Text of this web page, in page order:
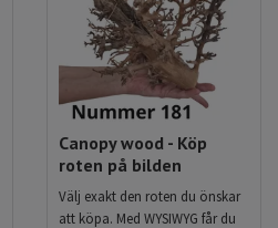
Canopy wood - Köp
roten på bilden
Välj exakt den roten du önskar
att köpa. Med WYSIWYG får du